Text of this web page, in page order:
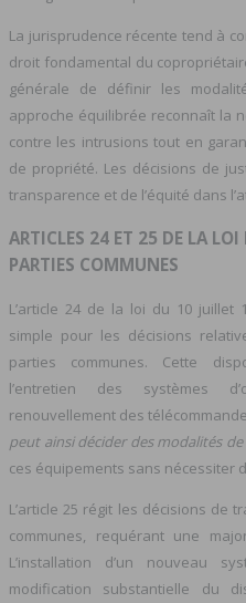
La jurisprudence récente tend à
droit fondamental du
générale de définir les
approche équilibrée reconnaît la
contre les intrusions tout en
de propriété. Les décisions de
transparence et de l’équité dans
ARTICLES 24 ET 25 DE LA
PARTIES COMMUNES
L’article 24 de la loi du 10 juillet
simple pour les décisions
parties communes. Cette
l’entretien des systèmes
renouvellement des
peut ainsi décider des modalités
ces équipements sans nécessiter
L’article 25 régit les décisions de
communes, requérant une
L’installation d’un nouveau
modification substantielle du